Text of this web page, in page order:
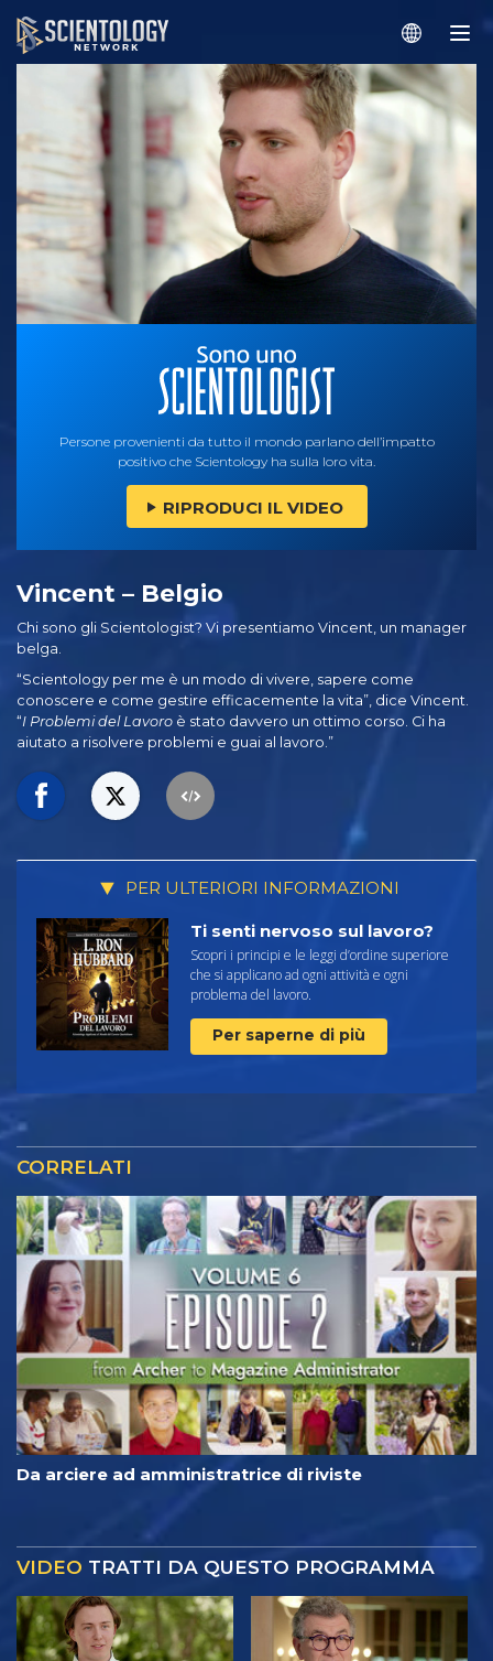
Persone provenienti da tutto il mondo parlano dell’impatto
positivo che Scientology ha sulla loro vita.
RIPRODUCI IL VIDEO
Vincent – Belgio
Chi sono gli Scientologist? Vi presentiamo Vincent, un manager
belga.
“Scientology per me è un modo di vivere, sapere come
conoscere e come gestire efficacemente la vita”, dice Vincent.
“I Problemi del Lavoro è stato davvero un ottimo corso. Ci ha
aiutato a risolvere problemi e guai al lavoro.”
PER ULTERIORI INFORMAZIONI
Ti senti nervoso sul lavoro?
Scopri i principi e le leggi d’ordine superiore
che si applicano ad ogni attività e ogni
problema del lavoro.
Per saperne di più
CORRELATI
Da arciere ad amministratrice di riviste
VIDEO TRATTI DA QUESTO PROGRAMMA